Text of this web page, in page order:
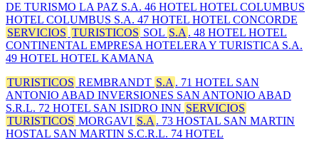
DE TURISMO LA PAZ S.A. 46 HOTEL HOTEL COLUMBUS
HOTEL COLUMBUS S.A. 47 HOTEL HOTEL CONCORDE
SERVICIOS TURISTICOS SOL S.A . 48 HOTEL HOTEL
CONTINENTAL EMPRESA HOTELERA Y TURISTICA S.A.
49 HOTEL HOTEL KAMANA
TURISTICOS REMBRANDT S.A . 71 HOTEL SAN
ANTONIO ABAD INVERSIONES SAN ANTONIO ABAD
S.R.L. 72 HOTEL SAN ISIDRO INN SERVICIOS
TURISTICOS MORGAVI S.A . 73 HOSTAL SAN MARTIN
HOSTAL SAN MARTIN S.C.R.L. 74 HOTEL